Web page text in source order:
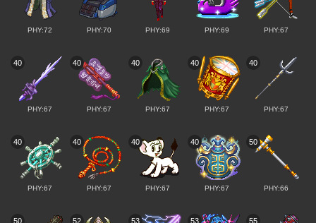
PHY:72 PHY:70 PHY:69 PHY:69 PHY:67
40
PHY:67
40
PHY:67
40
PHY:67
40
PHY:67
40
PHY:67
40
PHY:67
40
PHY:67
40
PHY:67
40
PHY:67
50
PHY:66
50 52 53 53 55